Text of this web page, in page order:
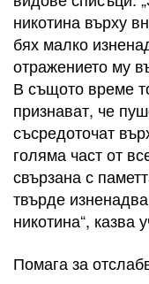
никотина върху
бях малко
отражението му
В същото време
признават, че
съсредоточат
голяма част от
свързана с
твърде
никотина“, казва
Помага за